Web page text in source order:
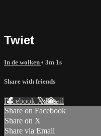
Twiet
In de wolken • 3m 1s
Share with friends
Facebook XEmail
Share on Facebook
Share on X
Share via Email